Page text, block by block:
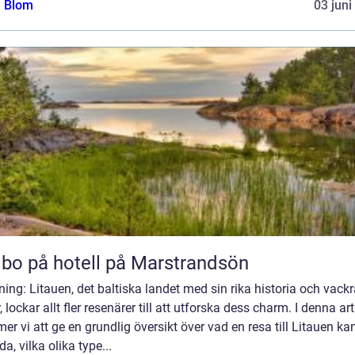
Blom
03 juni
på hotell på Marstrandsön
Litauen, det baltiska landet med sin rika historia och
lockar allt fler resenärer till att utforska dess charm. I denna
vi att ge en grundlig översikt över vad en resa till Litauen
vilka olika type...